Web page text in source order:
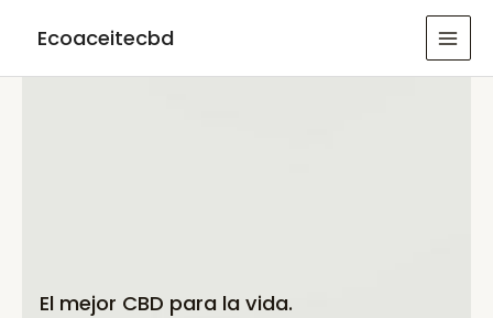
Ecoaceitecbd
El mejor CBD para la vida.